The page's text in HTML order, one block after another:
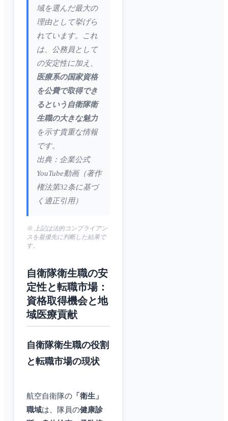
域を選んだ最大の
理由として挙げら
れています。これ
は、公務員として
の安定性に加え、
医療系の国家資格
を公費で取得でき
るという自衛隊衛
生職の大きな魅力
を示す貴重な情報
です。
出典：企業公式
YouTube動画（著作
権法第32条に基づ
く適正引用）
※ 上記は法的コンプライアン
スを最優先に判断した結果で
す。
自衛隊衛生職の安
定性と転職市場：
資格取得機会と地
域医療貢献
自衛隊衛生職の役割
と転職市場の現状
航空自衛隊の 「衛生」
職域は、隊員の健康診